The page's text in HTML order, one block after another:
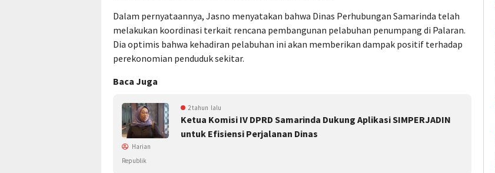
Dalam pernyataannya, Jasno menyatakan bahwa Dinas Perhubungan Samarinda telah
melakukan koordinasi terkait rencana pembangunan pelabuhan penumpang di Palaran.
Dia optimis bahwa kehadiran pelabuhan ini akan memberikan dampak positif terhadap
perekonomian penduduk sekitar.
Baca Juga
2 tahun lalu
Ketua Komisi IV DPRD Samarinda Dukung Aplikasi SIMPERJADIN
untuk Efisiensi Perjalanan Dinas
Harian
Republik